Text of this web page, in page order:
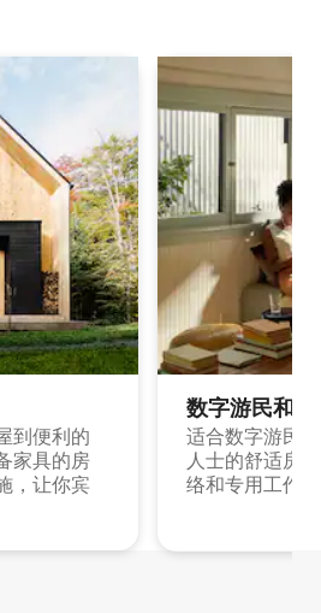
到便利的
家具的房
，让你宾
数字游民和
适合数字游民
人士的舒适房
络和专用工作